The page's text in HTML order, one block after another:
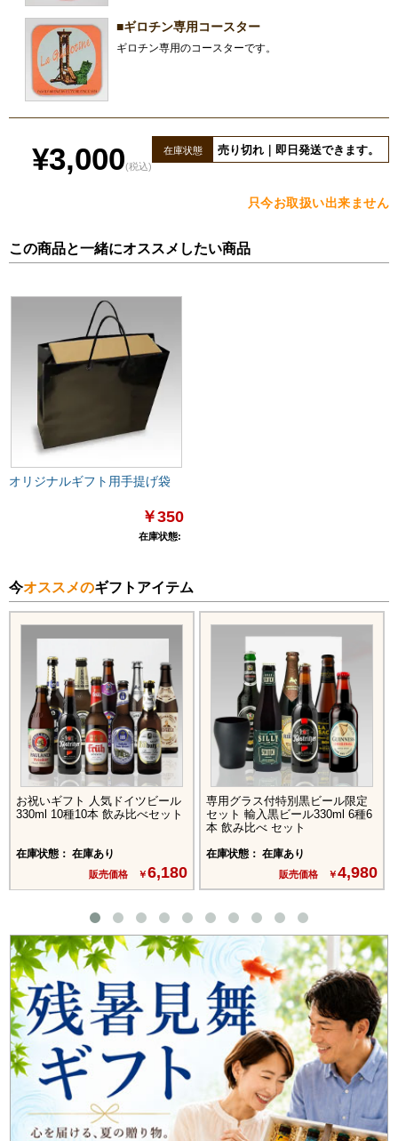
■ギロチン専用コースター
ギロチン専用のコースターです。
在庫状態 売り切れ｜即日発送できます。
¥3,000(税込)
只今お取扱い出来ません
この商品と一緒にオススメしたい商品
オリジナルギフト用手提げ袋
￥350
在庫状態:
今オススメのギフトアイテム
お祝いギフト 人気ドイツビール
330ml 10種10本 飲み比べセット
在庫状態： 在庫あり
販売価格 ￥6,180
専用グラス付特別黒ビール限定
セット 輸入黒ビール330ml 6種6
本 飲み比べ セット
在庫状態： 在庫あり
販売価格 ￥4,980